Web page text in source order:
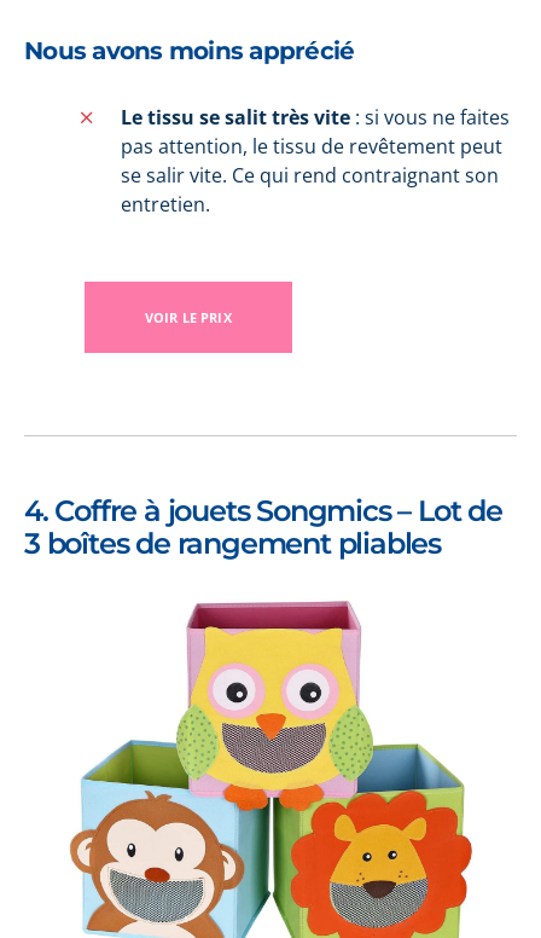
Nous avons moins apprécié
Le tissu se salit très vite : si vous ne faites
pas attention, le tissu de revêtement peut
se salir vite. Ce qui rend contraignant son
entretien.
VOIR LE PRIX
4. Coffre à jouets Songmics – Lot de
3 boîtes de rangement pliables